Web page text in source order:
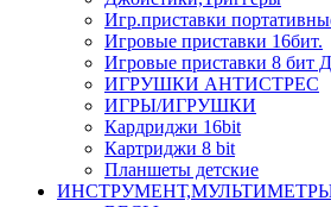
Игр.приставки
Игровые приставки 16бит.
Игровые приставки 8 бит
ИГРУШКИ АНТИСТРЕС
ИГРЫ/ИГРУШКИ
Кардриджи 16bit
Картриджи 8 bit
Планшеты детские